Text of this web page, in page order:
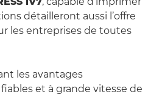
détailleront aussi l’offre
les entreprises de toutes
les avantages
et à grande vitesse de